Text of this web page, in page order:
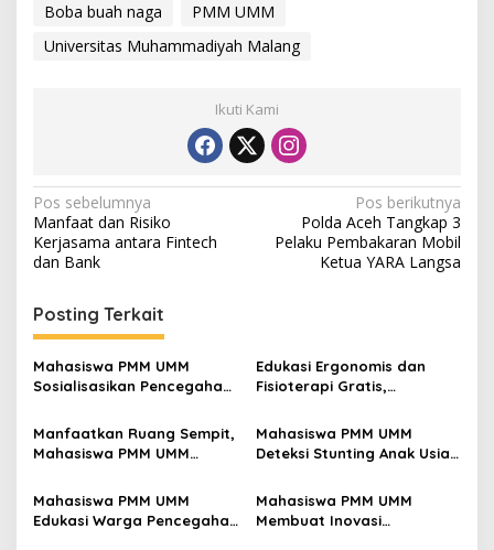
Boba buah naga
PMM UMM
Universitas Muhammadiyah Malang
Ikuti Kami
N
a
v
i
g
a
s
i
p
s
Pos sebelumnya
Manfaat dan Risiko
Kerjasama antara Fintech
dan Bank
Pos berikutnya
Polda Aceh Tangkap 3
Pelaku Pembakaran Mobil
Ketua YARA Langsa
Posting Terkait
Mahasiswa PMM UMM
Sosialisasikan Pencegahan
SMPN 1 Praya Barat
Edukasi Ergonomis dan
Fisioterapi Gratis,
Ibu Rumah Tangga di
Sidoarjo
Manfaatkan Ruang Sempit,
Mahasiswa PMM UMM
Vertikal Apotek Hidup
dengan Konsep 3R
Mahasiswa PMM UMM
Deteksi Stunting Anak Usia
Jedong
Mahasiswa PMM UMM
Edukasi Warga Pencegahan
Mahasiswa PMM UMM
Membuat Inovasi